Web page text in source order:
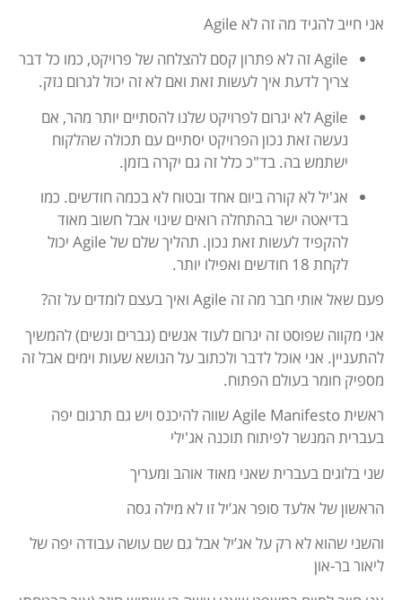
אני חייב להגיד מה זה לא Agile
Agile זה לא פתרון קסם להצלחה של פרויקט, כמו כל דבר
צריך לדעת איך לעשות זאת ואם לא זה יכול לגרום נזק.
Agile לא יגרום לפרויקט שלנו להסתיים יותר מהר, אם
נעשה זאת נכון הפרויקט יסתיים עם תכולה שהלקוח
ישתמש בה. בד"כ כלל זה גם יקרה בזמן.
אג'יל לא קורה ביום אחד ובטוח לא בכמה חודשים. כמו
בדיאטה ישר בהתחלה רואים שינוי אבל חשוב מאוד
להקפיד לעשות זאת נכון. תהליך שלם של Agile יכול
לקחת 18 חודשים ואפילו יותר.
פעם שאל אותי חבר מה זה Agile ואיך בעצם לומדים על זה?
אני מקווה שפוסט זה יגרום לעוד אנשים (גברים ונשים) להמשיך
להתעניין. אני אוכל לדבר ולכתוב על הנושא שעות וימים אבל זה
מספיק חומר בעולם הפתוח.
ראשית
שווה להיכנס ויש גם תרגום יפה
בעברית המנשר לפיתוח תוכנה אג'ילי
שני בלוגים בעברית שאני מאוד אוהב ומעריך
הראשון של אלעד סופר אג’יל זו לא מילה גסה
והשני שהוא לא רק על אג’יל אבל גם שם עושה עבודה יפה של
ליאור בר-און